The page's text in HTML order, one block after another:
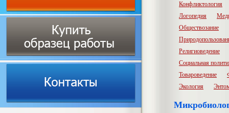
Конфликтология
Логопедия
Обществозание
Религиоведение
Социальная
Товароведение
Экология